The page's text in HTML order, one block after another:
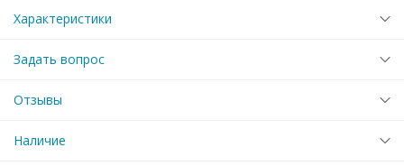
Характеристики
Задать вопрос
Отзывы
Наличие